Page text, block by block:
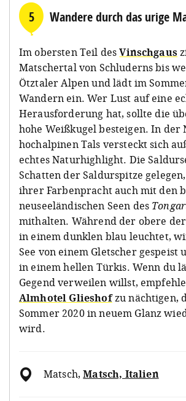
5 Wandere durch das urige
Im obersten Teil desVinschgaus
Matschertal von Schluderns bis
Ötztaler Alpen und lädt im
Wandern ein. Wer Lust auf eine
Herausforderung hat, sollte die
hohe Weißkugel besteigen. In der
hochalpinen Tals versteckt sich
echtes Naturhighlight. Die
Schatten der Saldurspitze
ihrer Farbenpracht auch mit den
neuseeländischen Seen des
mithalten. Während der obere
in einem dunklen blau leuchtet,
See von einem Gletscher gespeist
in einem hellen Türkis. Wenn du
Gegend verweilen willst,
Almhotel Glieshofzu nächtigen,
Sommer 2020 in neuem Glanz
wird.
Matsch,Matsch, Italien